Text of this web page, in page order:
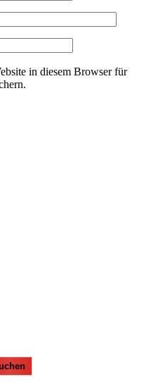
in diesem Browser für